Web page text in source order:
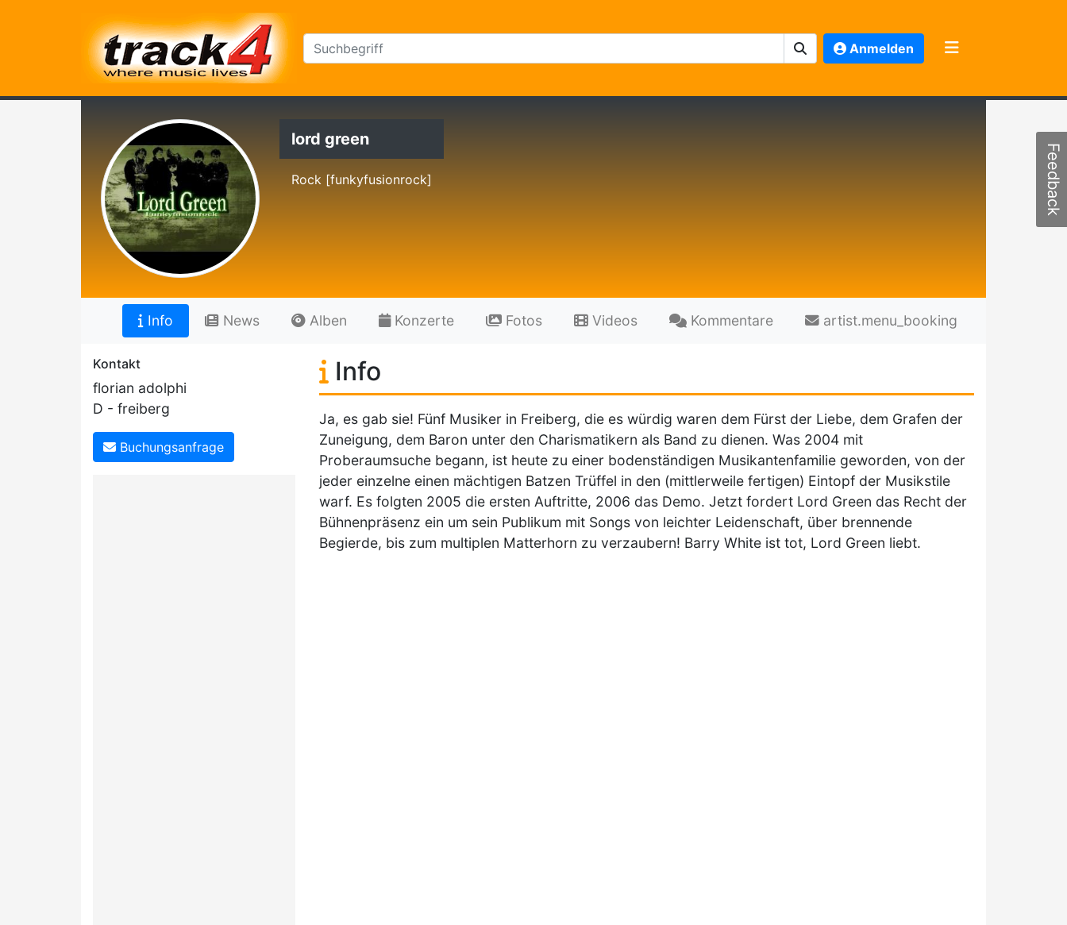
Anmelden
lord green
Rock [funkyfusionrock]
Info News Alben Konzerte Fotos Videos Kommentare artist.menu_booking
Kontakt
florian adolphi
D - freiberg
Buchungsanfrage
Info
Ja, es gab sie! Fünf Musiker in Freiberg, die es würdig waren dem Fürst der Liebe, dem Grafen der
Zuneigung, dem Baron unter den Charismatikern als Band zu dienen. Was 2004 mit
Proberaumsuche begann, ist heute zu einer bodenständigen Musikantenfamilie geworden, von der
jeder einzelne einen mächtigen Batzen Trüffel in den (mittlerweile fertigen) Eintopf der Musikstile
warf. Es folgten 2005 die ersten Auftritte, 2006 das Demo. Jetzt fordert Lord Green das Recht der
Bühnenpräsenz ein um sein Publikum mit Songs von leichter Leidenschaft, über brennende
Begierde, bis zum multiplen Matterhorn zu verzaubern! Barry White ist tot, Lord Green liebt.
Feedback